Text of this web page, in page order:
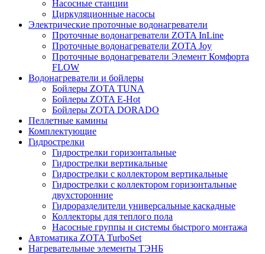
Насосные станции
Циркуляционные насосы
Электрические проточные водонагреватели
Проточные водонагреватели ZOTA InLine
Проточные водонагреватели ZOTA Joy
Проточные водонагреватели Элемент Комфорта
FLOW
Водонагреватели и бойлеры
Бойлеры ZOTA TUNA
Бойлеры ZOTA E-Hot
Бойлеры ZOTA DORADO
Пеллетные камины
Комплектующие
Гидрострелки
Гидрострелки горизонтальные
Гидрострелки вертикальные
Гидрострелки с коллектором вертикальные
Гидрострелки с коллектором горизонтальные
двухсторонние
Гидроразделители универсальные каскадные
Коллекторы для теплого пола
Насосные группы и системы быстрого монтажа
Автоматика ZOTA TurboSet
Нагревательные элементы ТЭНБ